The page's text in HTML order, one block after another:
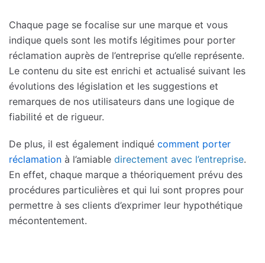
Chaque page se focalise sur une marque et vous
indique quels sont les motifs légitimes pour porter
réclamation auprès de l’entreprise qu’elle représente.
Le contenu du site est enrichi et actualisé suivant les
évolutions des législation et les suggestions et
remarques de nos utilisateurs dans une logique de
fiabilité et de rigueur.
De plus, il est également indiqué comment porter
réclamation à l’amiable directement avec l’entreprise.
En effet, chaque marque a théoriquement prévu des
procédures particulières et qui lui sont propres pour
permettre à ses clients d’exprimer leur hypothétique
mécontentement.